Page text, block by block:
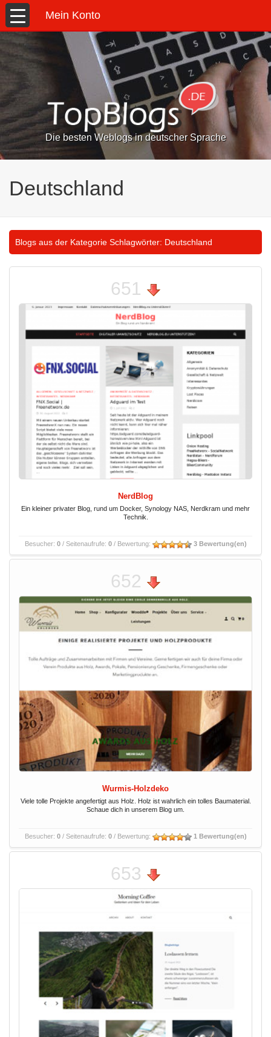
Mein Konto
Die besten Weblogs in deutscher Sprache
Deutschland
Blogs aus der Kategorie Schlagwörter: Deutschland
651
NerdBlog
Ein kleiner privater Blog, rund um Docker, Synology NAS, Nerdkram und mehr
Technik.
Besucher: 0/ Seitenaufrufe: 0/ Bewertung: 3 Bewertung(en)
652
Wurmis-Holzdeko
Viele tolle Projekte angefertigt aus Holz. Holz ist wahrlich ein tolles Baumaterial.
Schaue dich in unserem Blog um.
Besucher: 0/ Seitenaufrufe: 0/ Bewertung: 1 Bewertung(en)
653